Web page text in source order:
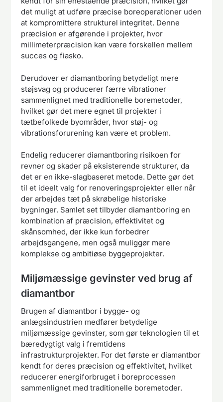
det muligt at udføre præcise boreoperationer uden
at kompromittere strukturel integritet. Denne
præcision er afgørende i projekter, hvor
millimeterpræcision kan være forskellen mellem
succes og fiasko.
Derudover er diamantboring betydeligt mere
støjsvag og producerer færre vibrationer
sammenlignet med traditionelle boremetoder,
hvilket gør det mere egnet til projekter i
tætbefolkede byområder, hvor støj- og
vibrationsforurening kan være et problem.
Endelig reducerer diamantboring risikoen for
revner og skader på eksisterende strukturer, da
det er en ikke-slagbaseret metode. Dette gør det
til et ideelt valg for renoveringsprojekter eller når
der arbejdes tæt på skrøbelige historiske
bygninger. Samlet set tilbyder diamantboring en
kombination af præcision, effektivitet og
skånsomhed, der ikke kun forbedrer
arbejdsgangene, men også muliggør mere
komplekse og ambitiøse byggeprojekter.
Miljømæssige gevinster ved brug af
diamantbor
Brugen af diamantbor i bygge- og
anlægsindustrien medfører betydelige
miljømæssige gevinster, som gør teknologien til et
bæredygtigt valg i fremtidens
infrastrukturprojekter. For det første er diamantbor
kendt for deres præcision og effektivitet, hvilket
reducerer energiforbruget i boreprocessen
sammenlignet med traditionelle boremetoder.